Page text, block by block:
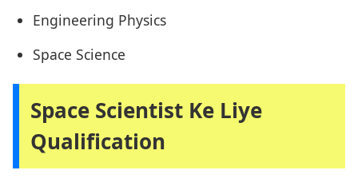
Engineering Physics
Space Science
Space Scientist Ke Liye
Qualification